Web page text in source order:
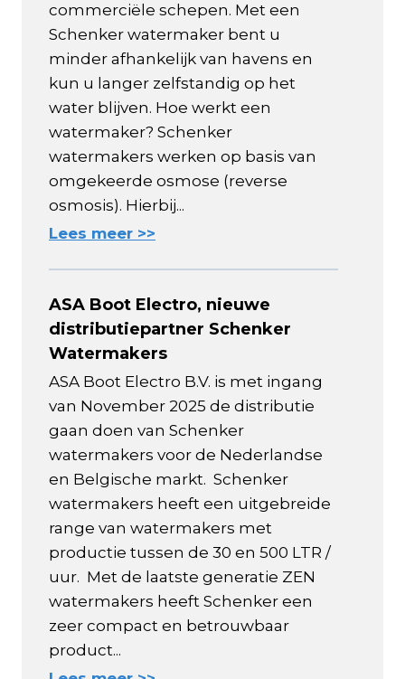
commerciële schepen. Met een
Schenker watermaker bent u
minder afhankelijk van havens en
kun u langer zelfstandig op het
water blijven. Hoe werkt een
watermaker? Schenker
watermakers werken op basis van
omgekeerde osmose (reverse
osmosis). Hierbij...
Lees meer >>
ASA Boot Electro, nieuwe
distributiepartner Schenker
Watermakers
ASA Boot Electro B.V. is met ingang
van November 2025 de distributie
gaan doen van Schenker
watermakers voor de Nederlandse
en Belgische markt. Schenker
watermakers heeft een uitgebreide
range van watermakers met
productie tussen de 30 en 500 LTR /
uur. Met de laatste generatie ZEN
watermakers heeft Schenker een
zeer compact en betrouwbaar
product...